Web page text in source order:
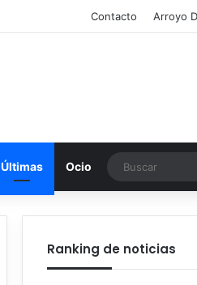
Contacto Arroyo
Últimas Ocio
Ranking de noticias